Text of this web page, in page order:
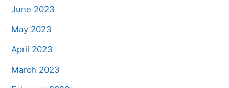
June 2023
May 2023
April 2023
March 2023